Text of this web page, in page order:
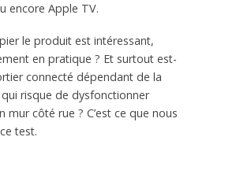
encore Apple TV.
le produit est intéressant,
en pratique ? Et surtout est-
connecté dépendant de la
risque de dysfonctionner
mur côté rue ? C’est ce que nous
test.